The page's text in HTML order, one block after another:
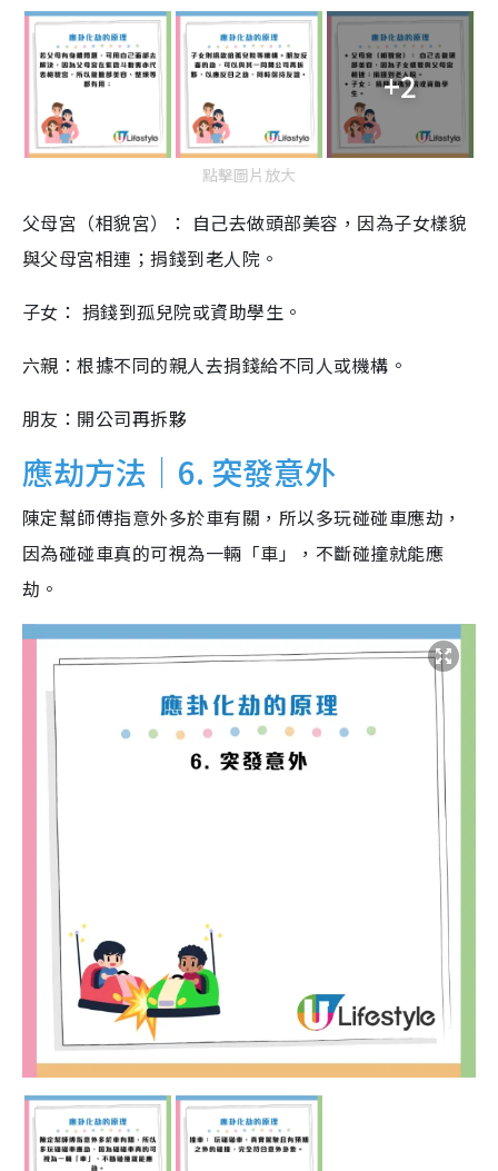
+2
點擊圖片放大
父母宮（相貌宮）： 自己去做頭部美容，因為子女樣貌
與父母宮相連；捐錢到老人院。
子女： 捐錢到孤兒院或資助學生。
六親：根據不同的親人去捐錢給不同人或機構。
朋友：開公司再拆夥
應劫方法｜6. 突發意外
陳定幫師傅指意外多於車有關，所以多玩碰碰車應劫，
因為碰碰車真的可視為一輛「車」，不斷碰撞就能應
劫。